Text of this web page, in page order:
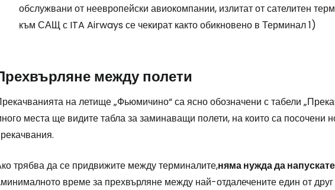
обслужвани от неевропейски авиокомпании, излитат от сателитен
към САЩ с ITA Airways се чекират както обикновено в Терминал 1)
между полети
на летище „Фьюмичино“ са ясно обозначени с табели
места ще видите табла за заминаващи полети, на които са посочени
трябва да се придвижите между терминалите,няма нужда да
минималното време за прехвърляне между най-отдалечените един от
Влезте в Cestee
... световната общност на туристите
Продължете с
Продължете с